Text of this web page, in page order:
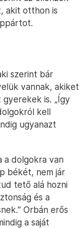
akit otthon is
szerint bár
vannak, akiket
is. „Így
kell
ugyanazt
a dolgokra van
békét, nem jár
tető alá hozni
és a
Orbán erős
a saját